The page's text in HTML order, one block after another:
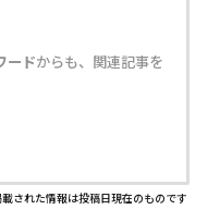
ードからも、関連記事を
された情報は投稿日現在のものです